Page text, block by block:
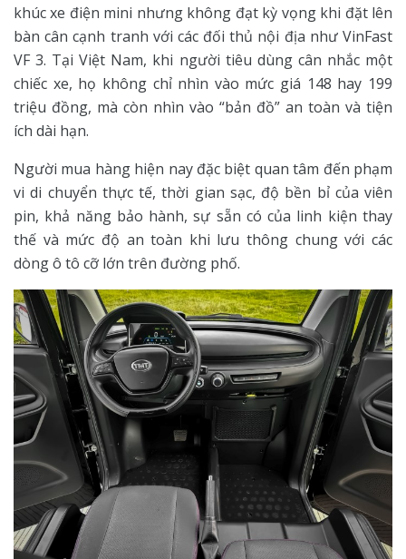
khúc xe điện mini nhưng không đạt kỳ vọng khi đặt lên
bàn cân cạnh tranh với các đối thủ nội địa như VinFast
VF 3. Tại Việt Nam, khi người tiêu dùng cân nhắc một
chiếc xe, họ không chỉ nhìn vào mức giá 148 hay 199
triệu đồng, mà còn nhìn vào “bản đồ” an toàn và tiện
ích dài hạn.
Người mua hàng hiện nay đặc biệt quan tâm đến phạm
vi di chuyển thực tế, thời gian sạc, độ bền bỉ của viên
pin, khả năng bảo hành, sự sẵn có của linh kiện thay
thế và mức độ an toàn khi lưu thông chung với các
dòng ô tô cỡ lớn trên đường phố.